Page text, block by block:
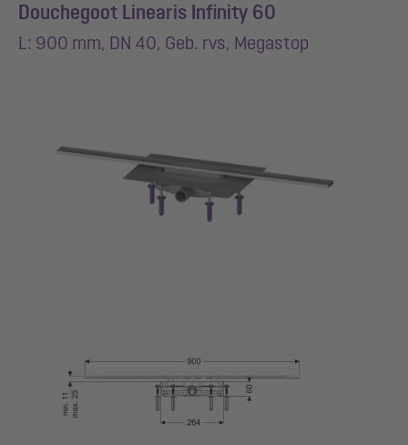
Douchegoot Linearis Infinity 60
L: 900 mm, DN 40, Geb. rvs, Megastop